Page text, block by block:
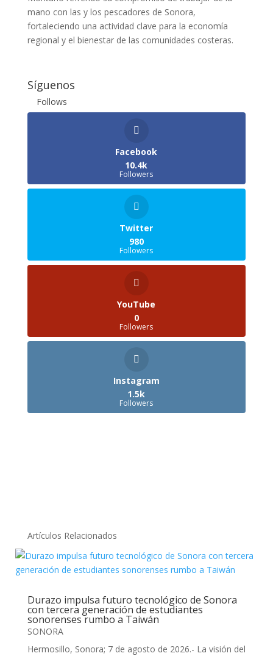
mano con las y los pescadores de Sonora,
fortaleciendo una actividad clave para la economía
regional y el bienestar de las comunidades costeras.
Síguenos
Follows
Facebook
10.4k
Followers
Twitter
980
Followers
YouTube
0
Followers
Instagram
1.5k
Followers
Artículos Relacionados
Durazo impulsa futuro tecnológico de Sonora
con tercera generación de estudiantes
sonorenses rumbo a Taiwán
SONORA
Hermosillo, Sonora; 7 de agosto de 2026.- La visión del